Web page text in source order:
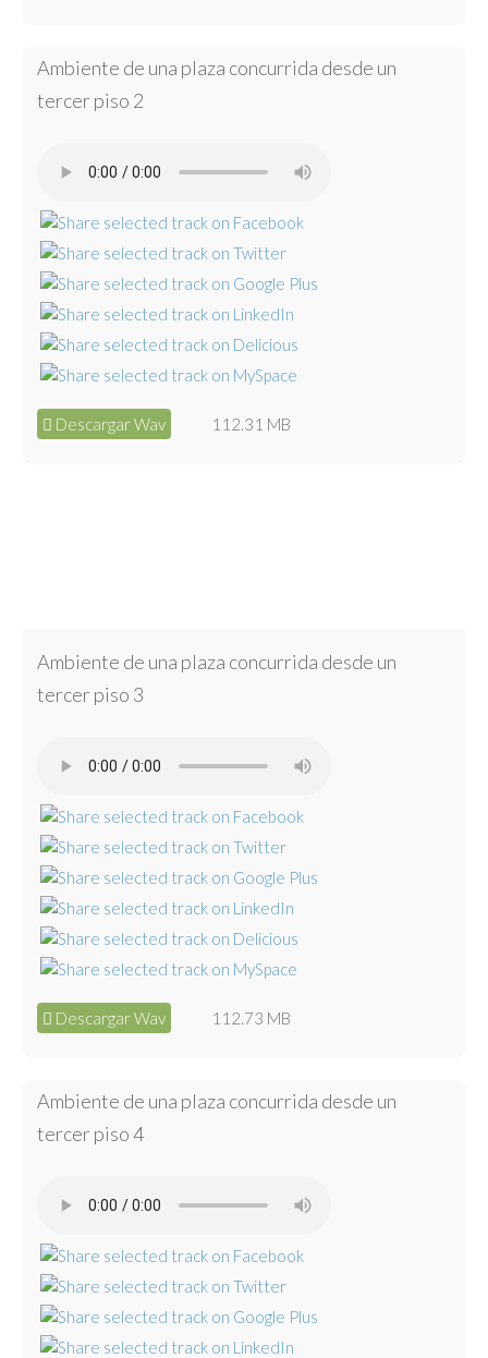
Ambiente de una plaza concurrida desde un
tercer piso 2
Descargar Wav 112.31 MB
Ambiente de una plaza concurrida desde un
tercer piso 3
Descargar Wav 112.73 MB
Ambiente de una plaza concurrida desde un
tercer piso 4